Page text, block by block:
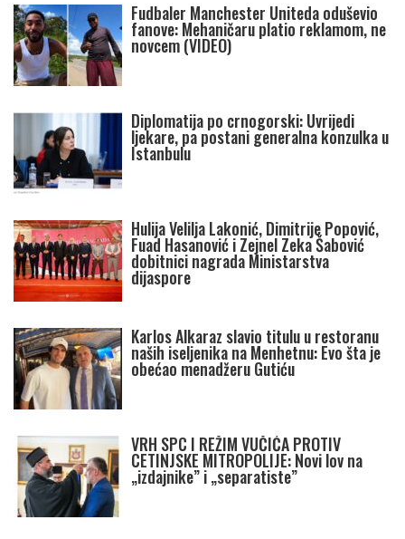
Fudbaler Manchester Uniteda oduševio
fanove: Mehaničaru platio reklamom, ne
novcem (VIDEO)
Diplomatija po crnogorski: Uvrijedi
ljekare, pa postani generalna konzulka u
Istanbulu
Hulija Velilja Lakonić, Dimitrije Popović,
Fuad Hasanović i Zejnel Zeka Šabović
dobitnici nagrada Ministarstva
dijaspore
Karlos Alkaraz slavio titulu u restoranu
naših iseljenika na Menhetnu: Evo šta je
obećao menadžeru Gutiću
VRH SPC I REŽIM VUČIĆA PROTIV
CETINJSKE MITROPOLIJE: Novi lov na
„izdajnike” i „separatiste”